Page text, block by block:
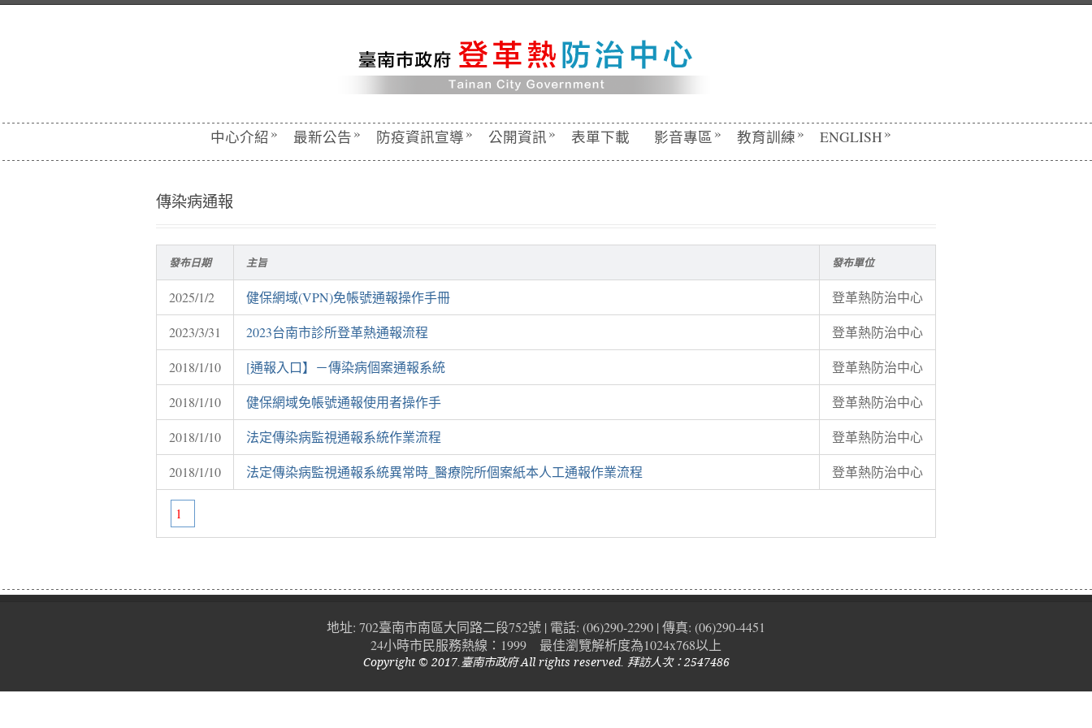
中心介紹» 最新公告» 防疫資訊宣導» 公開資訊» 表單下載 影音專區» 教育訓練» ENGLISH»
傳染病通報
發布日期 主旨 發布單位
2025/1/2 健保網域(VPN)免帳號通報操作手冊 登革熱防治中心
2023/3/31 2023台南市診所登革熱通報流程 登革熱防治中心
2018/1/10 [通報入口】－傳染病個案通報系統 登革熱防治中心
2018/1/10 健保網域免帳號通報使用者操作手 登革熱防治中心
2018/1/10 法定傳染病監視通報系統作業流程 登革熱防治中心
2018/1/10 法定傳染病監視通報系統異常時_醫療院所個案紙本人工通報作業流程 登革熱防治中心
1
地址: 702臺南市南區大同路二段752號 | 電話: (06)290-2290 | 傳真: (06)290-4451
24小時市民服務熱線：1999 最佳瀏覽解析度為1024x768以上
Copyright © 2017.臺南市政府 All rights reserved. 拜訪人次：2547486